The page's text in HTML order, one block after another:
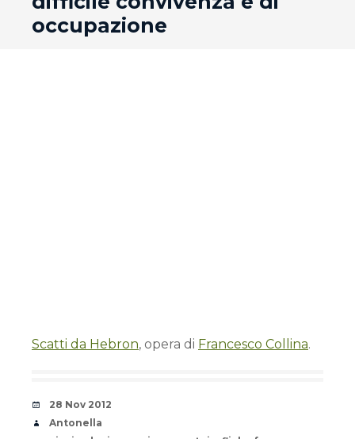
occupazione
Scatti da Hebron, opera di Francesco Collina.
Date
28 Nov 2012
Author
Antonella